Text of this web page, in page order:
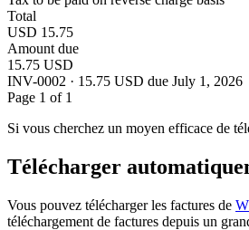
Total
USD 15.75
Amount due
15.75 USD
INV-0002 · 15.75 USD due July 1, 2026
Page 1 of 1
Si vous cherchez un moyen efficace de
Télécharger
Vous pouvez télécharger les factures de
téléchargement de factures depuis un